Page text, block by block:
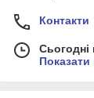
Контакти
Показати